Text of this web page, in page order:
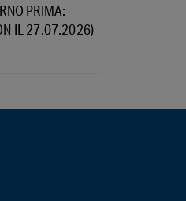
PRIMA:
IL 27.07.2026)